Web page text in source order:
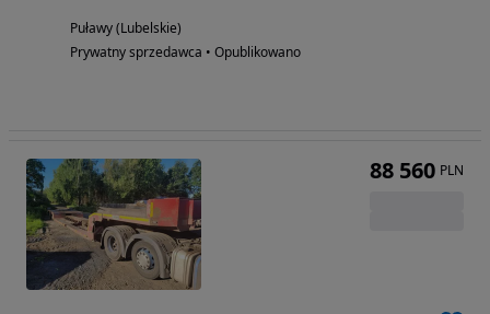
Puławy (Lubelskie)
Prywatny sprzedawca • Opublikowano
88 560 PLN